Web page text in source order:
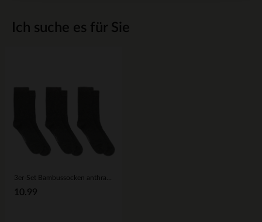
Ich suche es für Sie
10.99